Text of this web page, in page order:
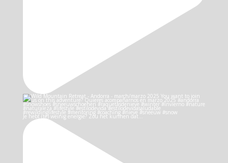
Je hebt (te) weinig energie? Zou het kunnen dat…